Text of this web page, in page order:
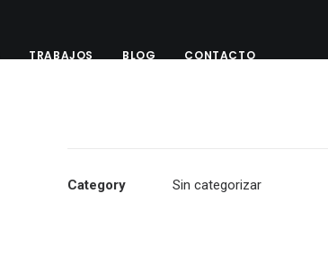
TRABAJOS BLOG CONTACTO
Category Sin categorizar